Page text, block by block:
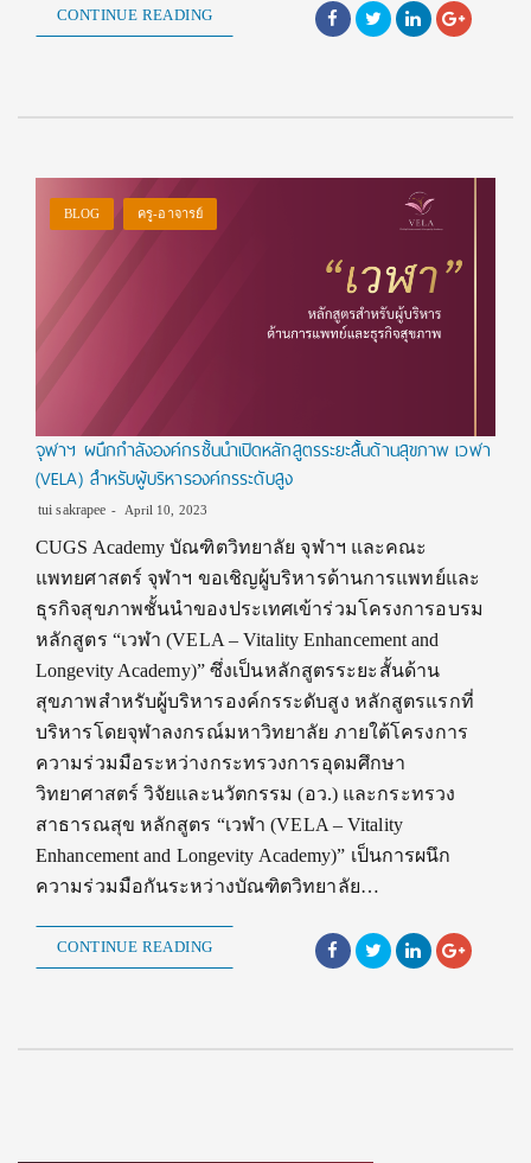
CONTINUE READING
BLOG ครู-อาจารย์
จุฬาฯ ผนึกกำลังองค์กรชั้นนำเปิดหลักสูตรระยะสั้นด้านสุขภาพ เวฬา
(VELA) สำหรับผู้บริหารองค์กรระดับสูง
tui sakrapee April 10, 2023
CUGS Academy บัณฑิตวิทยาลัย จุฬาฯ และคณะ
แพทยศาสตร์ จุฬาฯ ขอเชิญผู้บริหารด้านการแพทย์และ
ธุรกิจสุขภาพชั้นนำของประเทศเข้าร่วมโครงการอบรม
หลักสูตร “เวฬา (VELA – Vitality Enhancement and
Longevity Academy)” ซึ่งเป็นหลักสูตรระยะสั้นด้าน
สุขภาพสำหรับผู้บริหารองค์กรระดับสูง หลักสูตรแรกที่
บริหารโดยจุฬาลงกรณ์มหาวิทยาลัย ภายใต้โครงการ
ความร่วมมือระหว่างกระทรวงการอุดมศึกษา
วิทยาศาสตร์ วิจัยและนวัตกรรม (อว.) และกระทรวง
สาธารณสุข หลักสูตร “เวฬา (VELA – Vitality
Enhancement and Longevity Academy)” เป็นการผนึก
ความร่วมมือกันระหว่างบัณฑิตวิทยาลัย…
CONTINUE READING